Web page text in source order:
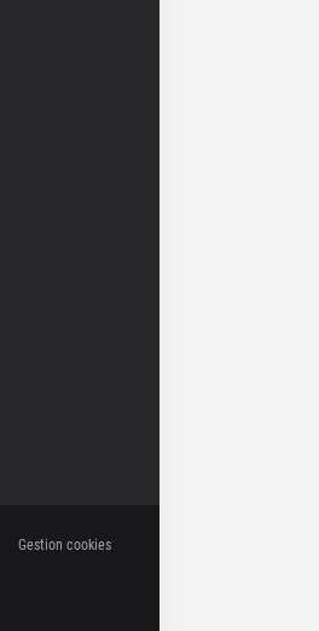
Gestion cookies